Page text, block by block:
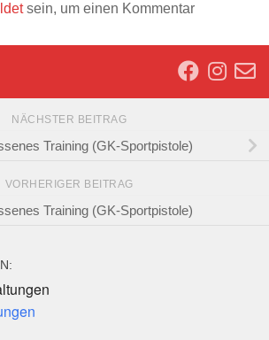
sein, um einen Kommentar
NÄCHSTER BEITRAG
Training (GK-Sportpistole)
VORHERIGER BEITRAG
Training (GK-Sportpistole)